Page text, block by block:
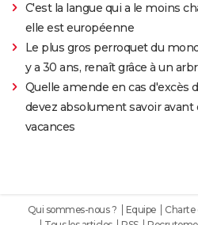
C'est la langue qui a le moins
elle est européenne
Le plus gros perroquet du
y a 30 ans, renaît grâce à un
Quelle amende en cas d'excès
devez absolument savoir avant
vacances
Qui sommes-nous ? Equipe Charte